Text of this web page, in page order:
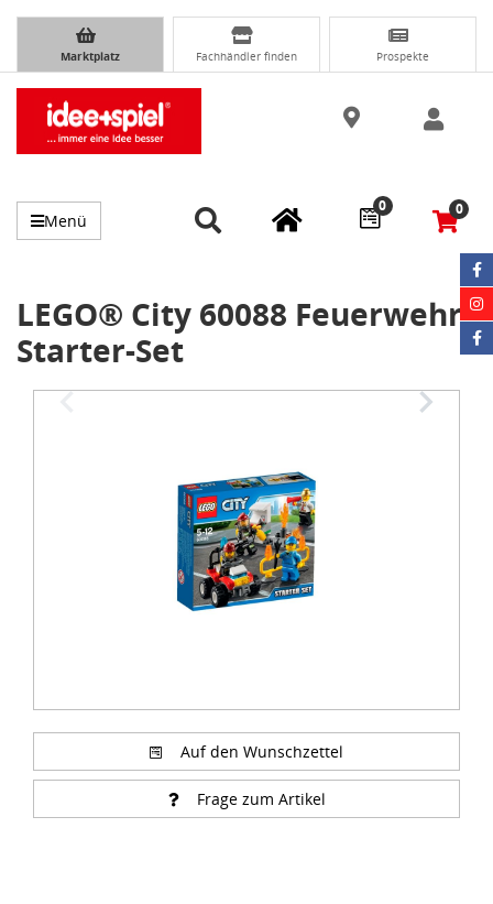
Marktplatz Fachhändler finden Prospekte
Menü
0 0
LEGO® City 60088 Feuerwehr
Starter-Set
Auf den Wunschzettel
Frage zum Artikel